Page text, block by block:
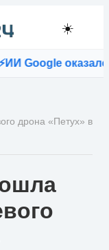
☀️
оказался
дрона «Петух» в